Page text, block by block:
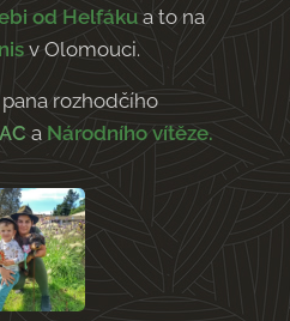
od Helfáku a to na
v Olomouci.
rozhodčího
a Národního vítěze.